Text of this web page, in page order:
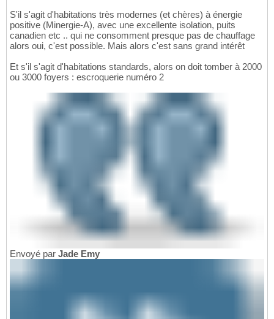
S'il s'agit d'habitations très modernes (et chères) à énergie
positive (Minergie-A), avec une excellente isolation, puits
canadien etc .. qui ne consomment presque pas de chauffage
alors oui, c'est possible. Mais alors c'est sans grand intérêt
Et s'il s'agit d'habitations standards, alors on doit tomber à 2000
ou 3000 foyers : escroquerie numéro 2
Envoyé par Jade Emy